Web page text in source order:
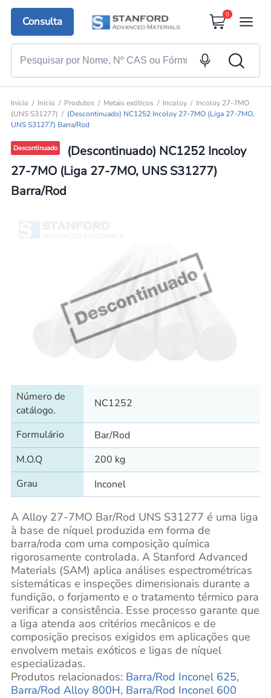
Consulta
0
Início Início Produtos Metais exóticos Incoloy
Incoloy 27-7MO
(UNS S31277)
(Descontinuado) NC1252 Incoloy 27-7MO (Liga 27-7MO,
UNS S31277) Barra/Rod
Descontinuado
(Descontinuado) NC1252 Incoloy
27-7MO (Liga 27-7MO, UNS S31277)
Barra/Rod
Número de
catálogo.
NC1252
Formulário
Bar/Rod
M.O.Q
200 kg
Grau
Inconel
A Alloy 27-7MO Bar/Rod UNS S31277 é uma liga
à base de níquel produzida em forma de
barra/roda com uma composição química
rigorosamente controlada. A Stanford Advanced
Materials (SAM) aplica análises espectrométricas
sistemáticas e inspeções dimensionais durante a
fundição, o forjamento e o tratamento térmico para
verificar a consistência. Esse processo garante que
a liga atenda aos critérios mecânicos e de
composição precisos exigidos em aplicações que
envolvem metais exóticos e ligas de níquel
especializadas.
Produtos relacionados: Barra/Rod Inconel 625,
Barra/Rod Alloy 800H, Barra/Rod Inconel 600